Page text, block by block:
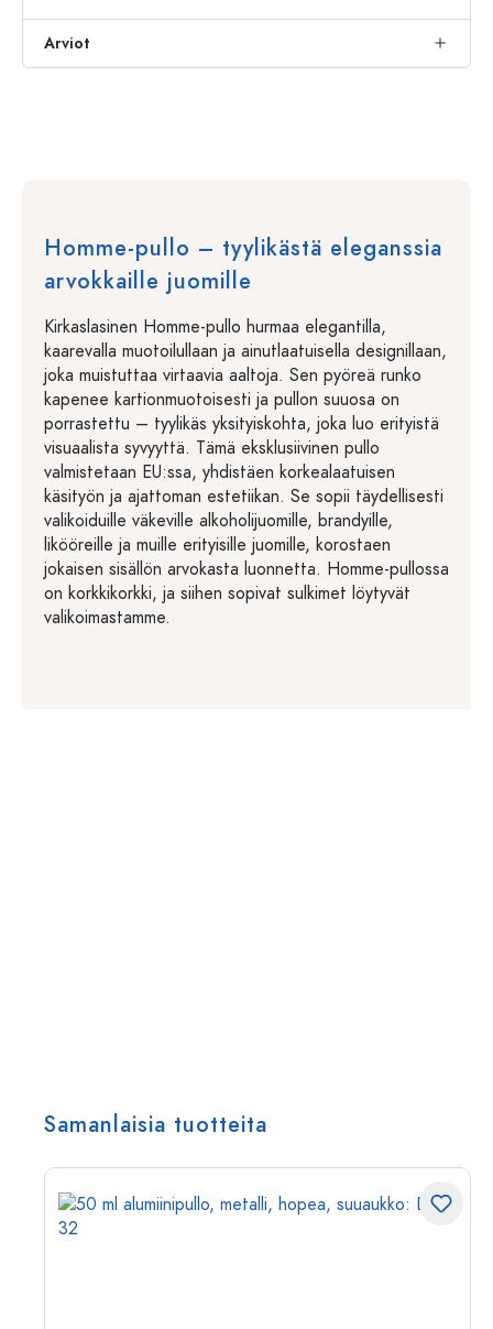
Arviot
Homme-pullo – tyylikästä eleganssia
arvokkaille juomille
Kirkaslasinen Homme-pullo hurmaa elegantilla,
kaarevalla muotoilullaan ja ainutlaatuisella designillaan,
joka muistuttaa virtaavia aaltoja. Sen pyöreä runko
kapenee kartionmuotoisesti ja pullon suuosa on
porrastettu – tyylikäs yksityiskohta, joka luo erityistä
visuaalista syvyyttä. Tämä eksklusiivinen pullo
valmistetaan EU:ssa, yhdistäen korkealaatuisen
käsityön ja ajattoman estetiikan. Se sopii täydellisesti
valikoiduille väkeville alkoholijuomille, brandyille,
likööreille ja muille erityisille juomille, korostaen
jokaisen sisällön arvokasta luonnetta. Homme-pullossa
on korkkikorkki, ja siihen sopivat sulkimet löytyvät
valikoimastamme.
Samanlaisia tuotteita